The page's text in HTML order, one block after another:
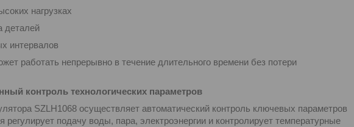
нагрузках
деталей
интервалов
работать непрерывно в течение длительного времени без потери
контроль технологических параметров
SZLH1068 осуществляет автоматический контроль ключевых параметров
регулирует подачу воды, пара, электроэнергии и контролирует температурные